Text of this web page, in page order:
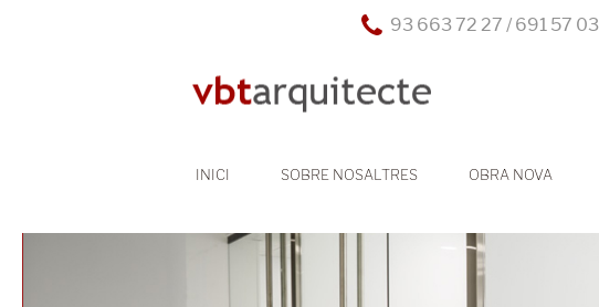
93 663 72 27 / 691 57
INICI SOBRE NOSALTRES OBRA NOVA